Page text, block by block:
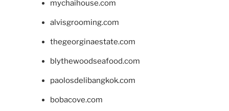
mychaihouse.com
alvisgrooming.com
thegeorginaestate.com
blythewoodseafood.com
paolosdelibangkok.com
bobacove.com